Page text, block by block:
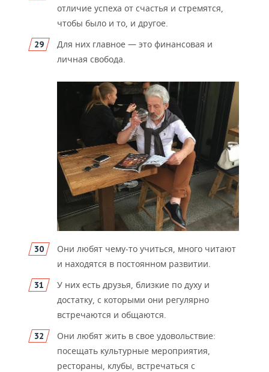
отличие успеха от счастья и стремятся,
чтобы было и то, и другое.
Для них главное — это финансовая и
личная свобода.
Они любят чему-то учиться, много читают
и находятся в постоянном развитии.
У них есть друзья, близкие по духу и
достатку, с которыми они регулярно
встречаются и общаются.
Они любят жить в свое удовольствие:
посещать культурные мероприятия,
рестораны, клубы, встречаться с